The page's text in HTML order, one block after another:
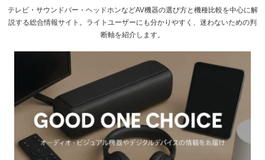
テレビ・サウンドバー・ヘッドホンなどAV機器の選び方と機種比較を中心に解
説する総合情報サイト。ライトユーザーにも分かりやすく、迷わないための判
断軸を紹介します。